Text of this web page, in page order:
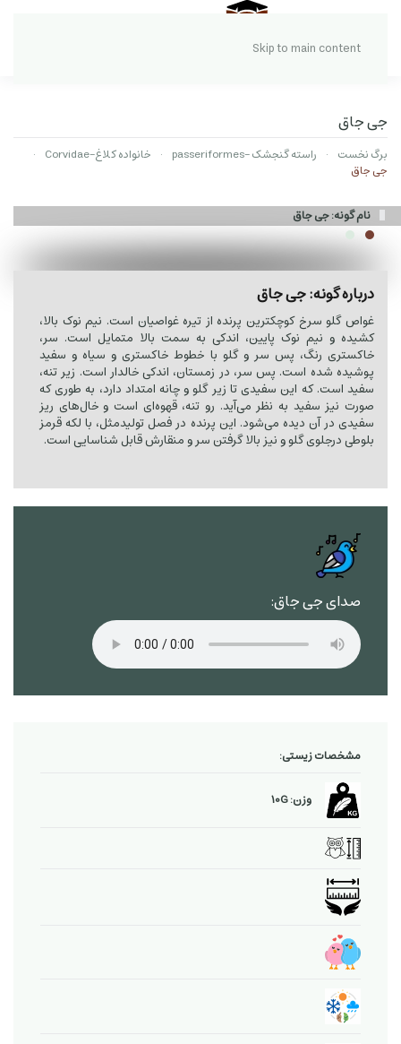
Skip to main content
جی جاق
برگ نخست راسته گنجشک -passeriformes
خانواده کلاغ-Corvidae
جی جاق
نام گونه: جی جاق
درباره گونه: جی جاق
غواص گلو سرخ کوچکترین پرنده از تیره غواصیان است. نیم نوک بالا،
کشیده و نیم نوک پایین، اندکی به سمت بالا متمایل است. سر،
خاکستری رنگ، پس سر و گلو با خطوط خاکستری و سیاه و سفید
پوشیده شده است. پس سر، در زمستان، اندکی خالدار است. زیر تنه،
سفید است. که این سفیدی تا زیر گلو و چانه امتداد دارد، به طوری که
صورت نیز سفید به نظر می‌آید. رو تنه، قهوه‌ای است و خال‌های ریز
سفیدی در آن دیده می‌شود. این پرنده در فصل تولیدمثل، با لکه قرمز
بلوطی درجلوی گلو و نیز بالا گرفتن سر و منقارش قابل شناسایی است.
صدای جی جاق:
مشخصات زیستی:
وزن: 10G